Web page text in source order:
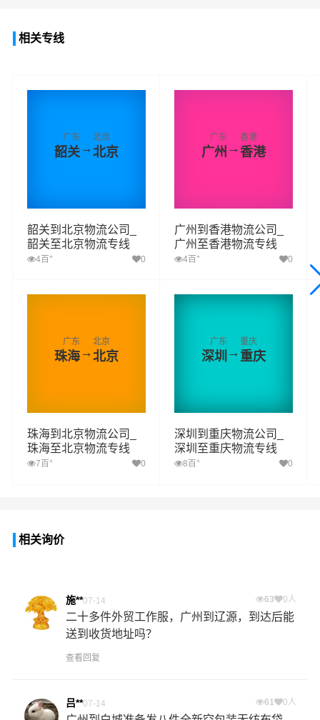
相关专线
广东
韶关→
北京
北京
韶关到北京物流公司_
韶关至北京物流专线
4百 + 0
广东
广州 →
香港
香港
广州到香港物流公司_
广州至香港物流专线
4百 + 0
广东
珠海→
北京
北京
珠海到北京物流公司_
珠海至北京物流专线
7百 + 0
广东
深圳→
重庆
重庆
深圳到重庆物流公司_
深圳至重庆物流专线
8百 + 0
相关询价
施**07-14 63 0人
二十多件外贸工作服，广州到辽源，到达后能
送到收货地址吗？
查看回复
吕**07-14 61 0人